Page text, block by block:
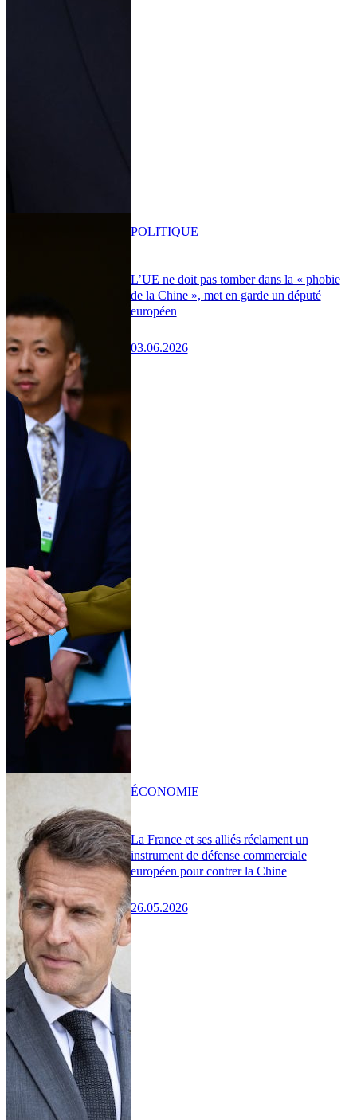
L’UE ne doit pas tomber dans la « phobie
de la Chine », met en garde un député
européen
03.06.2026
POLITIQUE
La France et ses alliés réclament un
instrument de défense commerciale
européen pour contrer la Chine
26.05.2026
ÉCONOMIE